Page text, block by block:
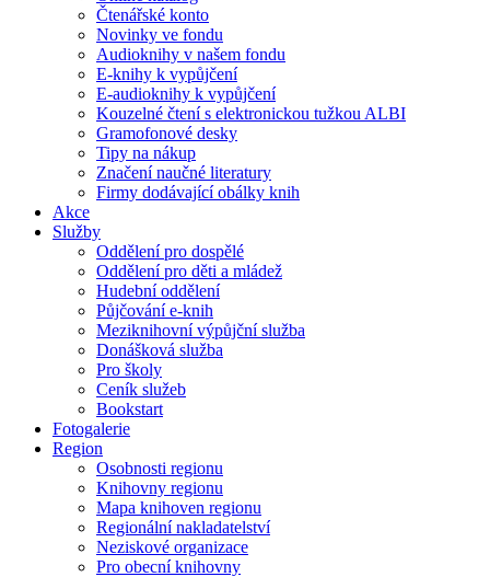
Čtenářské konto
Novinky ve fondu
Audioknihy v našem fondu
E-knihy k vypůjčení
E-audioknihy k vypůjčení
Kouzelné čtení s elektronickou tužkou ALBI
Gramofonové desky
Tipy na nákup
Značení naučné literatury
Firmy dodávající obálky knih
Akce
Služby
Oddělení pro dospělé
Oddělení pro děti a mládež
Hudební oddělení
Půjčování e-knih
Meziknihovní výpůjční služba
Donášková služba
Pro školy
Ceník služeb
Bookstart
Fotogalerie
Region
Osobnosti regionu
Knihovny regionu
Mapa knihoven regionu
Regionální nakladatelství
Neziskové organizace
Pro obecní knihovny